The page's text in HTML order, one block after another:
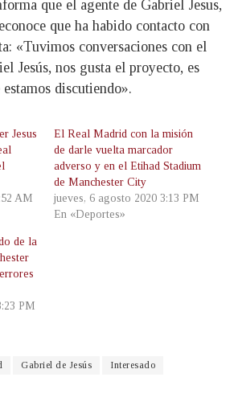
que el agente de Gabriel Jesus,
que ha habido contacto con
«Tuvimos conversaciones con el
Jesús, nos gusta el proyecto, es
discutiendo».
Jesus
AM
El Real Madrid con la misión
de darle vuelta marcador
adverso y en el Etihad Stadium
de Manchester City
jueves, 6 agosto 2020 3:13 PM
En «Deportes»
de la
PM
Gabriel de Jesús Interesado